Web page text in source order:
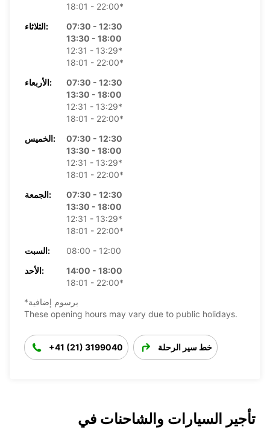
18:01 - 22:00*
الثلاثاء:
07:30 - 12:30
13:30 - 18:00
12:31 - 13:29*
18:01 - 22:00*
الأربعاء:
07:30 - 12:30
13:30 - 18:00
12:31 - 13:29*
18:01 - 22:00*
الخميس:
07:30 - 12:30
13:30 - 18:00
12:31 - 13:29*
18:01 - 22:00*
الجمعة:
07:30 - 12:30
13:30 - 18:00
12:31 - 13:29*
18:01 - 22:00*
السبت:
08:00 - 12:00
الأحد:
14:00 - 18:00
18:01 - 22:00*
*برسوم إضافية
These opening hours may vary due to public holidays.
+41 (21) 3199040 خط سير الرحلة
تأجير السيارات والشاحنات في